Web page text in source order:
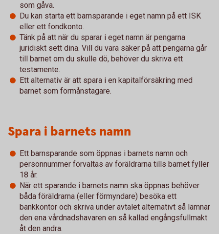
som gåva.
Du kan starta ett barnsparande i eget namn på ett ISK
eller ett fondkonto.
Tänk på att när du sparar i eget namn är pengarna
juridiskt sett dina. Vill du vara säker på att pengarna går
till barnet om du skulle dö, behöver du skriva ett
testamente.
Ett alternativ är att spara i en kapitalförsäkring med
barnet som förmånstagare.
Spara i barnets namn
Ett barnsparande som öppnas i barnets namn och
personnummer förvaltas av föräldrarna tills barnet fyller
18 år.
När ett sparande i barnets namn ska öppnas behöver
båda föräldrarna (eller förmyndare) besöka ett
bankkontor och skriva under avtalet alternativt så lämnar
den ena vårdnadshavaren en så kallad engångsfullmakt
åt den andra.